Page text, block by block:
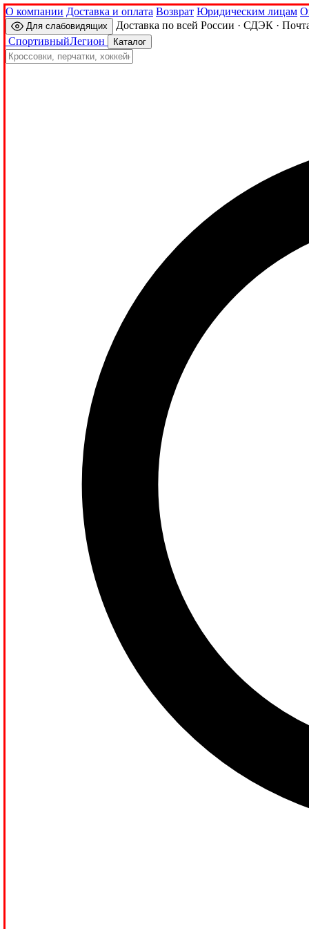
О компании Доставка и оплата Возврат Юридическим лицам
Для слабовидящих
Доставка по всей России · СДЭК ·
СпортивныйЛегион Каталог